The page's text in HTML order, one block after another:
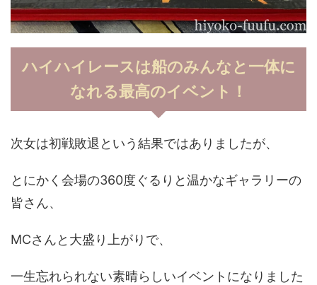
ハイハイレースは船のみんなと一体に
なれる最高のイベント！
次女は初戦敗退という結果ではありましたが、
とにかく会場の360度ぐるりと温かなギャラリーの
皆さん、
MCさんと大盛り上がりで、
一生忘れられない素晴らしいイベントになりました